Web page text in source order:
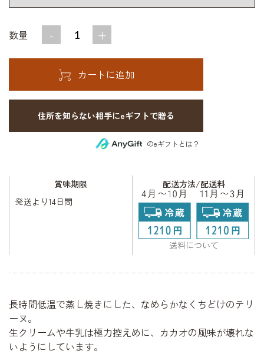
数量 - +
住所を知らない相手にeギフトで贈る
のeギフトとは？
賞味期限
発送より14日間
配送方法/配送料
送料について
長時間低温で蒸し焼きにした、なめらかなくちどけのテリ
ーヌ。
生クリームや牛乳は極力控えめに、カカオの風味が壊れな
いようにしています。